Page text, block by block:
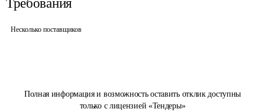
Полная информация и возможность оставить отклик доступны
только с лицензией «Тендеры»
Требования
Несколько поставщиков